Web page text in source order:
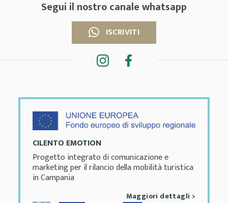
Segui il nostro canale whatsapp
ISCRIVITI
CILENTO EMOTION
Progetto integrato di comunicazione e
marketing per il rilancio della mobilità turistica
in Campania
Maggiori dettagli >